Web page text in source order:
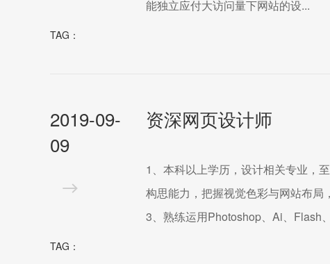
能独立应付大访问量下网站的设...
TAG：
2019-09-
09
资深网页设计师
1、本科以上学历，设计相关专业，
构思能力，把握视觉色彩与网站布局
3、熟练运用Photoshop、Ai、Flash
TAG：